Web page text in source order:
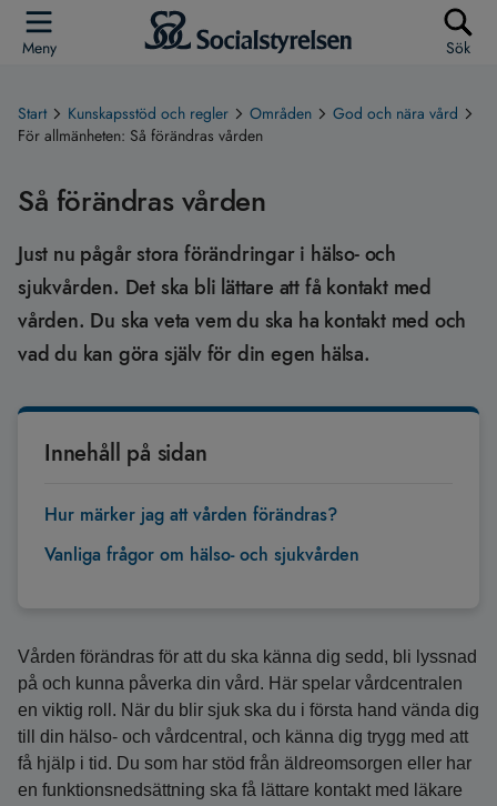
Meny Sök
Start Kunskapsstöd och regler Områden
God och nära vård
För allmänheten: Så förändras vården
Så förändras vården
Just nu pågår stora förändringar i hälso- och
sjukvården. Det ska bli lättare att få kontakt med
vården. Du ska veta vem du ska ha kontakt med och
vad du kan göra själv för din egen hälsa.
Innehåll på sidan
Hur märker jag att vården förändras?
Vanliga frågor om hälso- och sjukvården
Vården förändras för att du ska känna dig sedd, bli lyssnad
på och kunna påverka din vård. Här spelar vårdcentralen
en viktig roll. När du blir sjuk ska du i första hand vända dig
till din hälso- och vårdcentral, och känna dig trygg med att
få hjälp i tid. Du som har stöd från äldreomsorgen eller har
en funktionsnedsättning ska få lättare kontakt med läkare